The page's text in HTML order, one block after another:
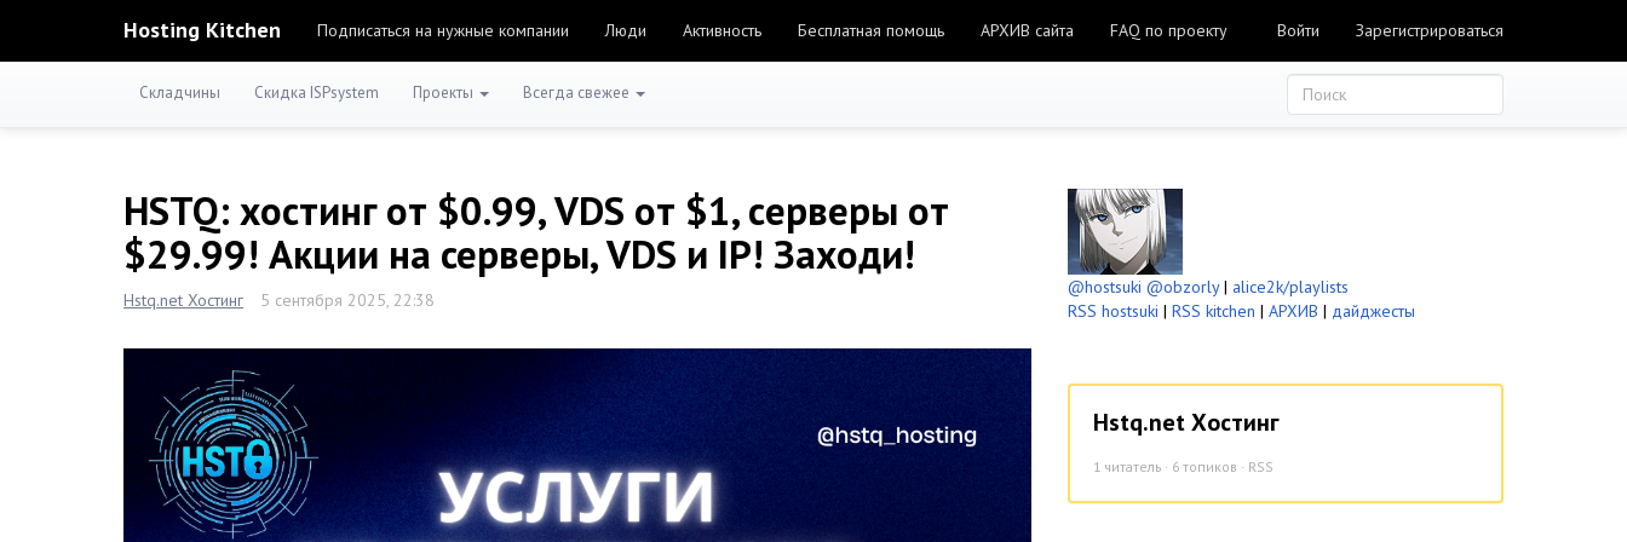
Hosting Kitchen Подписаться на нужные компании Люди Активность Бесплатная помощь АРХИВ сайта FAQ по проекту Войти Зарегистрироваться
Складчины Скидка ISPsystem Проекты Всегда свежее
HSTQ: хостинг от $0.99, VDS от $1, cерверы от
$29.99! Акции на серверы, VDS и IP! Заходи!
Hstq.net Хостинг 5 сентября 2025, 22:38
@hostsuki @obzorly| alice2k/playlists
RSS hostsuki | RSS kitchen | АРХИВ | дайджесты
Hstq.net Хостинг
1 читатель · 6 топиков · RSS